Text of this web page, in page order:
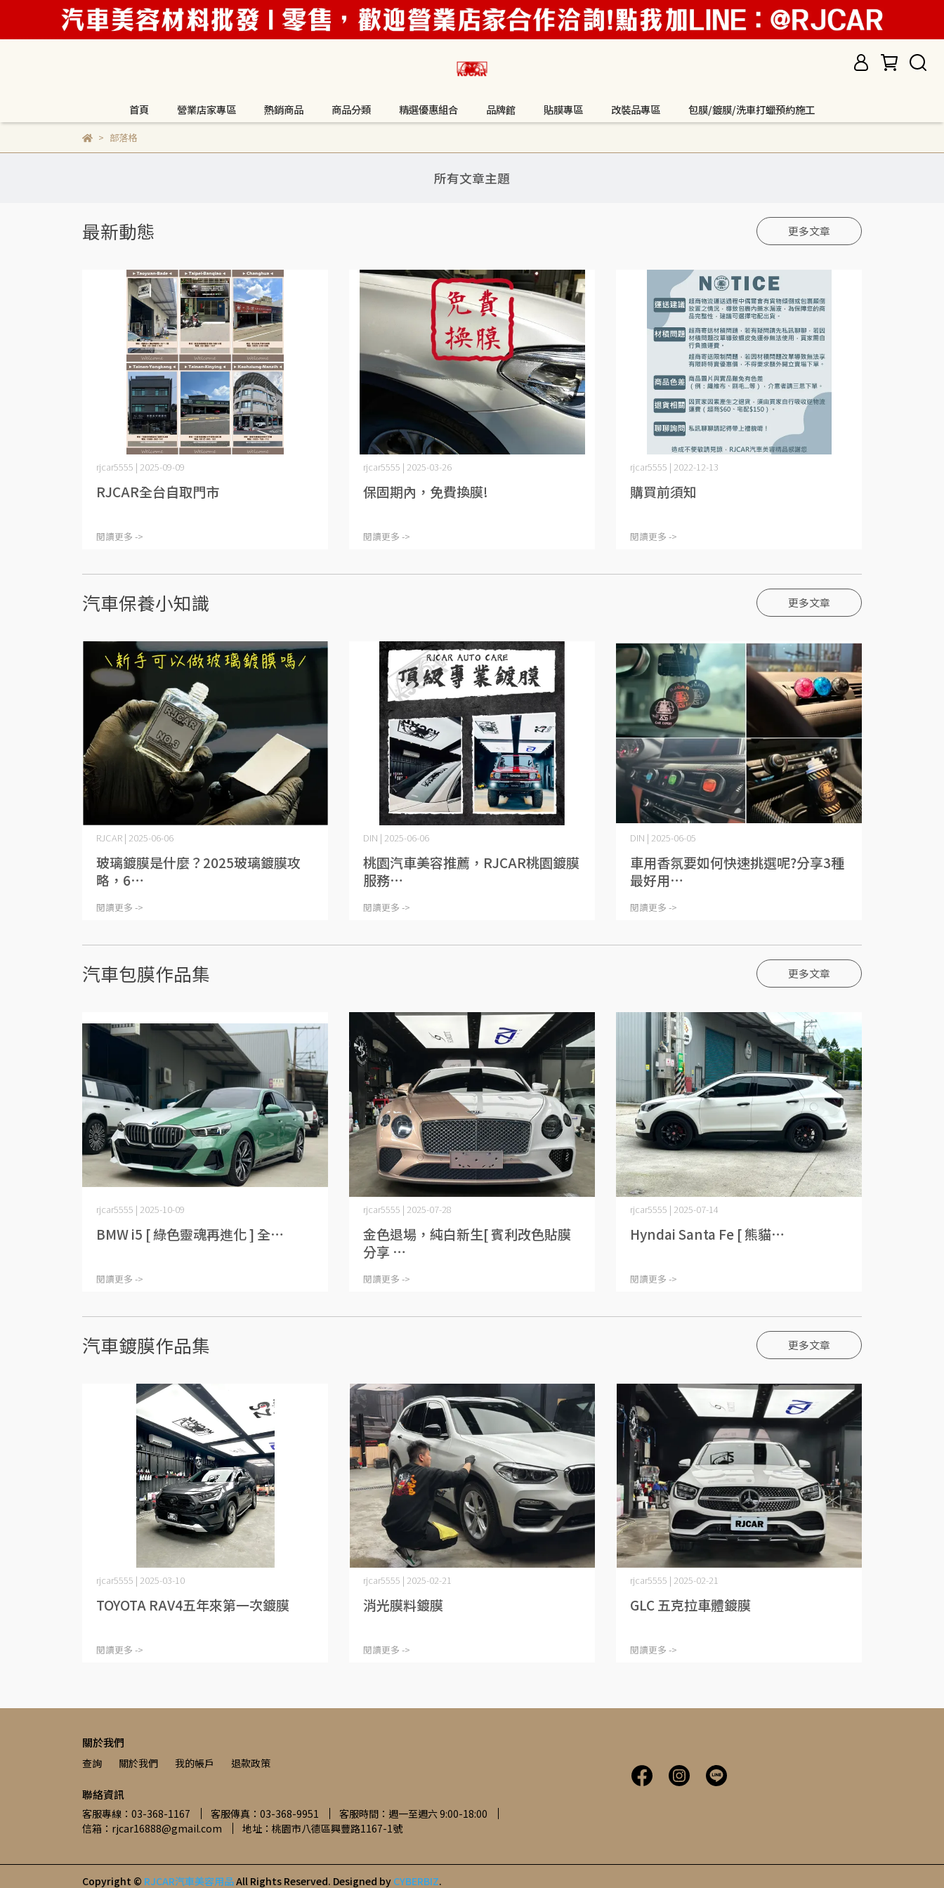
首頁 營業店家專區 熱銷商品 商品分類 精選優惠組合 品牌館 貼膜專區 改裝品專區 包膜/鍍膜/洗車打蠟預約施工
部落格
所有文章主題
最新動態 更多文章
rjcar5555 | 2025-09-09
RJCAR全台自取門市
閱讀更多 ->
rjcar5555 | 2025-03-26
保固期內，免費換膜!
閱讀更多 ->
rjcar5555 | 2022-12-13
購買前須知
閱讀更多 ->
汽車保養小知識 更多文章
RJCAR | 2025-06-06
玻璃鍍膜是什麼？2025玻璃鍍膜攻
略，6⋯
閱讀更多 ->
DIN | 2025-06-06
桃園汽車美容推薦，RJCAR桃園鍍膜
服務⋯
閱讀更多 ->
DIN | 2025-06-05
車用香氛要如何快速挑選呢?分享3種
最好用⋯
閱讀更多 ->
汽車包膜作品集 更多文章
rjcar5555 | 2025-10-09
BMW i5 [ 綠色靈魂再進化 ] 全⋯
閱讀更多 ->
rjcar5555 | 2025-07-28
金色退場，純白新生[ 賓利改色貼膜
分享 ⋯
閱讀更多 ->
rjcar5555 | 2025-07-14
Hyndai Santa Fe [ 熊貓⋯
閱讀更多 ->
汽車鍍膜作品集 更多文章
rjcar5555 | 2025-03-10
TOYOTA RAV4五年來第一次鍍膜
閱讀更多 ->
rjcar5555 | 2025-02-21
消光膜料鍍膜
閱讀更多 ->
rjcar5555 | 2025-02-21
GLC 五克拉車體鍍膜
閱讀更多 ->
關於我們
查詢 關於我們 我的帳戶 退款政策
聯絡資訊
客服專線：03-368-1167 客服傳真：03-368-9951
客服時間：週一至週六 9:00-18:00
信箱：rjcar16888@gmail.com
地址：桃園市八德區興豐路1167-1號
Copyright © RJCAR汽車美容用品All Rights Reserved. Designed by CYBERBIZ.